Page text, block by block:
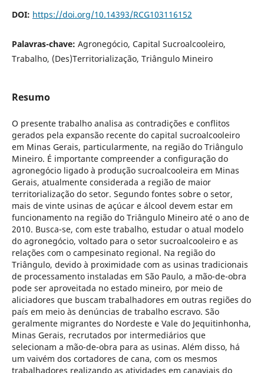
DOI: https://doi.org/10.14393/RCG103116152
Palavras-chave: Agronegócio, Capital Sucroalcooleiro,
Trabalho, (Des)Territorialização, Triângulo Mineiro
Resumo
O presente trabalho analisa as contradições e conflitos
gerados pela expansão recente do capital sucroalcooleiro
em Minas Gerais, particularmente, na região do Triângulo
Mineiro. É importante compreender a configuração do
agronegócio ligado à produção sucroalcooleira em Minas
Gerais, atualmente considerada a região de maior
territorialização do setor. Segundo fontes sobre o setor,
mais de vinte usinas de açúcar e álcool devem estar em
funcionamento na região do Triângulo Mineiro até o ano de
2010. Busca-se, com este trabalho, estudar o atual modelo
do agronegócio, voltado para o setor sucroalcooleiro e as
relações com o campesinato regional. Na região do
Triângulo, devido à proximidade com as usinas tradicionais
de processamento instaladas em São Paulo, a mão-de-obra
pode ser aproveitada no estado mineiro, por meio de
aliciadores que buscam trabalhadores em outras regiões do
país em meio às denúncias de trabalho escravo. São
geralmente migrantes do Nordeste e Vale do Jequitinhonha,
Minas Gerais, recrutados por intermediários que
selecionam a mão-de-obra para as usinas. Além disso, há
um vaivém dos cortadores de cana, com os mesmos
trabalhadores realizando as atividades em canaviais do